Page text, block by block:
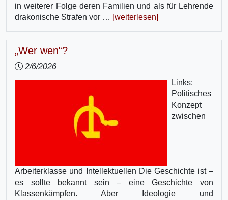
in weiterer Folge deren Familien und als für Lehrende
drakonische Strafen vor … [weiterlesen]
„Wer wen“?
2/6/2026
Links:
Politisches
Konzept
zwischen
Arbeiterklasse und Intellektuellen Die Geschichte ist –
es sollte bekannt sein – eine Geschichte von
Klassenkämpfen. Aber Ideologie und